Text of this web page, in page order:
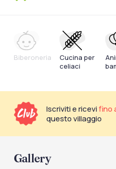
Biberoneria
Cucina per
celiaci
Iscriviti e ricevifino
questo villaggio
Gallery